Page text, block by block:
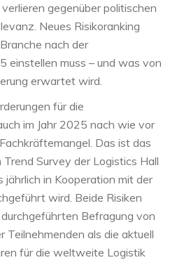
gegenüber politischen
Neues Risikoranking
nach der
einstellen muss – und was von
erwartet wird.
für die
im Jahr 2025 nach wie vor
Das ist das
Trend Survey der Logistics Hall
jährlich in Kooperation mit der
wird. Beide Risiken
Befragung von
Teilnehmenden als die aktuell
für die weltweite Logistik